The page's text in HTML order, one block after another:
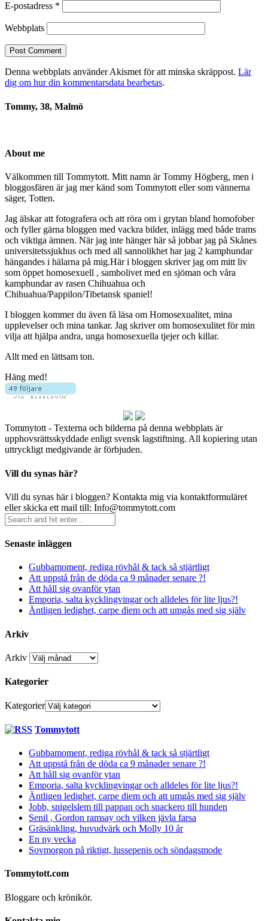
E-postadress *
Webbplats
Denna webbplats använder Akismet för att minska skräppost. Lär
dig om hur din kommentarsdata bearbetas.
Tommy, 38, Malmö
About me
Välkommen till Tommytott. Mitt namn är Tommy Högberg, men i
bloggosfären är jag mer känd som Tommytott eller som vännerna
säger, Totten.
Jag älskar att fotografera och att röra om i grytan bland homofober
och fyller gärna bloggen med vackra bilder, inlägg med både trams
och viktiga ämnen. När jag inte hänger här så jobbar jag på Skånes
universitetssjukhus och med all sannolikhet har jag 2 kamphundar
hängandes i hälarna på mig.Här i bloggen skriver jag om mitt liv
som öppet homosexuell , sambolivet med en sjöman och våra
kamphundar av rasen Chihuahua och
Chihuahua/Pappilon/Tibetansk spaniel!
I bloggen kommer du även få läsa om Homosexualitet, mina
upplevelser och mina tankar. Jag skriver om homosexulitet för min
vilja att hjälpa andra, unga homosexuella tjejer och killar.
Allt med en lättsam ton.
Häng med!
Tommytott - Texterna och bilderna på denna webbplats är
upphovsrättsskyddade enligt svensk lagstiftning. All kopiering utan
uttryckligt medgivande är förbjuden.
Vill du synas här?
Vill du synas här i bloggen? Kontakta mig via kontaktformuläret
eller skicka ett mail till: Info@tommytott.com
Senaste inläggen
Gubbamoment, rediga rövhål & tack så stjärtligt
Att uppstå från de döda ca 9 månader senare ?!
Att håll sig ovanför ytan
Emporia, salta kycklingvingar och alldeles för lite ljus?!
Äntligen ledighet, carpe diem och att umgås med sig själv
Arkiv
Arkiv
Kategorier
Kategorier
Tommytott
Gubbamoment, rediga rövhål & tack så stjärtligt
Att uppstå från de döda ca 9 månader senare ?!
Att håll sig ovanför ytan
Emporia, salta kycklingvingar och alldeles för lite ljus?!
Äntligen ledighet, carpe diem och att umgås med sig själv
Jobb, snigelslem till pappan och snackero till hunden
Senil , Gordon ramsay och vilken jävla farsa
Gräsänkling, huvudvärk och Molly 10 år
En ny vecka
Sovmorgon på riktigt, lussepenis och söndagsmode
Tommytott.com
Bloggare och krönikör.